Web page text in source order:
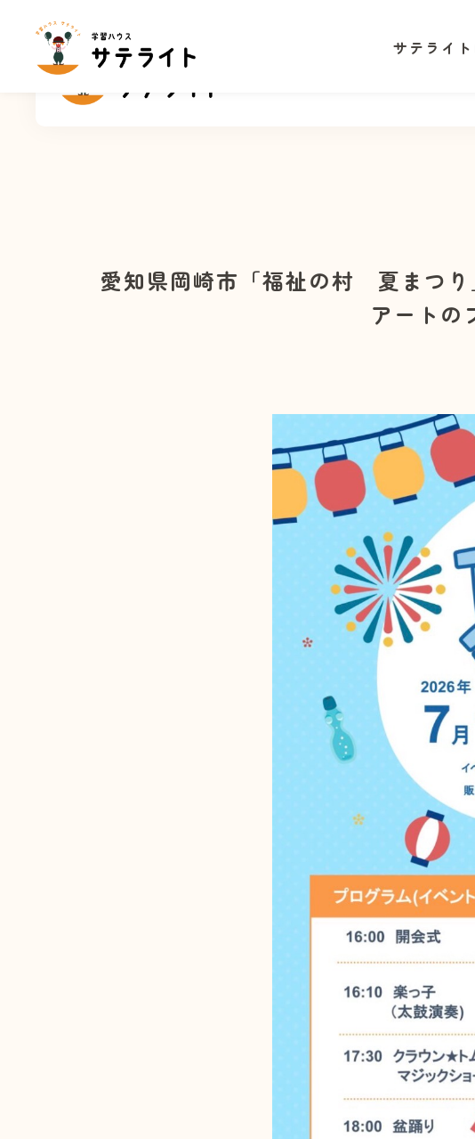
サテライ
愛知県岡崎市「福祉の村 夏まつ
アート